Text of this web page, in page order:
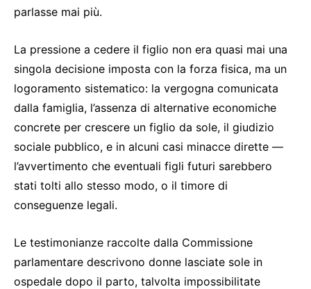
parlasse mai più.
La pressione a cedere il figlio non era quasi mai una
singola decisione imposta con la forza fisica, ma un
logoramento sistematico: la vergogna comunicata
dalla famiglia, l’assenza di alternative economiche
concrete per crescere un figlio da sole, il giudizio
sociale pubblico, e in alcuni casi minacce dirette —
l’avvertimento che eventuali figli futuri sarebbero
stati tolti allo stesso modo, o il timore di
conseguenze legali.
Le testimonianze raccolte dalla Commissione
parlamentare descrivono donne lasciate sole in
ospedale dopo il parto, talvolta impossibilitate